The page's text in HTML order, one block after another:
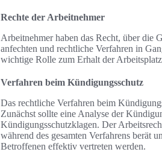
Rechte der Arbeitnehmer
Arbeitnehmer haben das Recht, über
anfechten und rechtliche Verfahren in
wichtige Rolle zum Erhalt der
Verfahren beim Kündigungsschutz
Das rechtliche Verfahren beim
Zunächst sollte eine Analyse der
Kündigungsschutzklagen. Der
während des gesamten Verfahrens berät
Betroffenen effektiv vertreten werden.